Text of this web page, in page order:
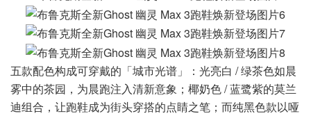
五款配色构成可穿戴的「城市光谱」：光亮白 / 绿茶色如晨
雾中的茶园，为晨跑注入清新意象；椰奶色 / 蓝鹭紫的莫兰
迪组合，让跑鞋成为街头穿搭的点睛之笔；而纯黑色款以哑